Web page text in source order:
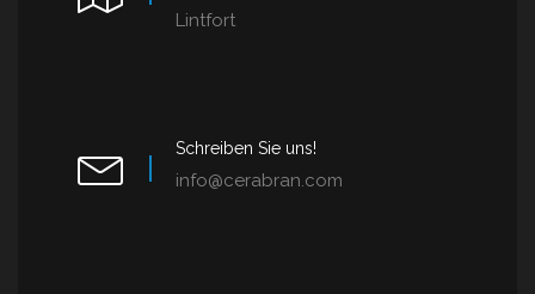
Lintfort
Schreiben Sie uns!
info@cerabran.com